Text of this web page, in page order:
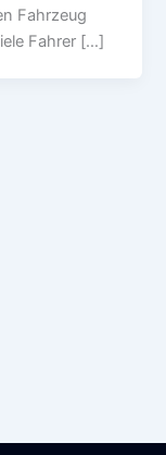
Fahrzeug
Fahrer […]